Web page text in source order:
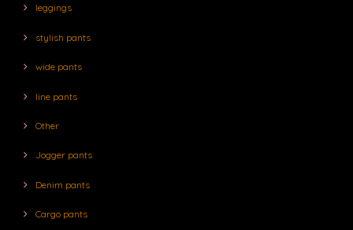
leggings
stylish pants
wide pants
line pants
Other
Jogger pants
Denim pants
Cargo pants